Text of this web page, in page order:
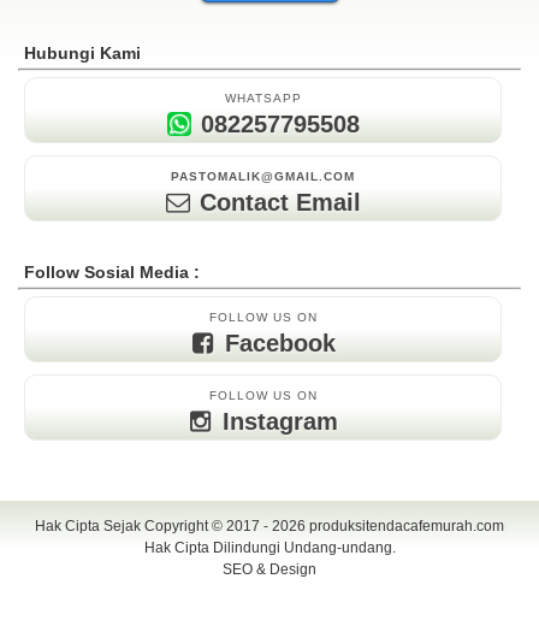
Hubungi Kami
WHATSAPP
082257795508
PASTOMALIK@GMAIL.COM
Contact Email
Follow Sosial Media :
FOLLOW US ON
Facebook
FOLLOW US ON
Instagram
Hak Cipta Sejak Copyright © 2017 - 2026 produksitendacafemurah.com
Hak Cipta Dilindungi Undang-undang.
SEO & Design